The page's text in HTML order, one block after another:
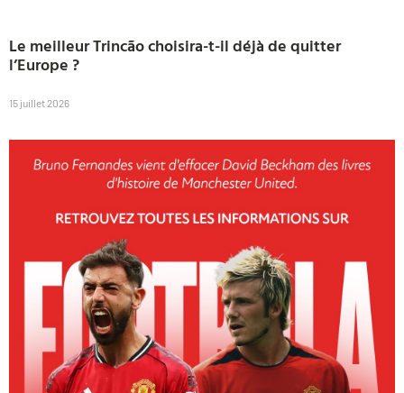
Le meilleur Trincão choisira-t-il déjà de quitter
l’Europe ?
15 juillet 2026